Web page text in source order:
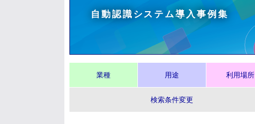
自動認識システム導入事例集
業種 用途 利用場所
検索条件変更